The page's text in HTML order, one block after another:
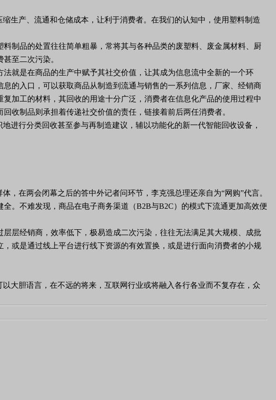
生产、流通和仓储成本，让利于消费者。在我们的认知中，使用塑料制造
制品的处置往往简单粗暴，常将其与各种品类的废塑料、废金属材料、厨
至二次污染。
就是在商品的生产中赋予其社交价值，让其成为信息流中全新的一个环
的入口，可以获取商品从制造到流通与销售的一系列信息，厂家、经销商
加工的材料，其回收的用途十分广泛，消费者在信息化产品的使用过程中
收制品则承担着传递社交价值的责任，链接着前后两任消费者。
进行分类回收甚至参与再制造建议，辅以功能化的新一代智能回收设备，
，在两会闭幕之后的答中外记者问环节，李克强总理还亲自为“网购”代言。
。不难发现，商品在电子商务渠道（B2B与B2C）的模式下流通更加高效便
层经销商，效率低下，极易造成二次污染，往往无法满足其大规模、成批
或是通过线上平台进行线下资源的有效置换，或是进行面向消费者的小规
大胆语言，在不远的将来，互联网行业或将融入各行各业而不复存在，众